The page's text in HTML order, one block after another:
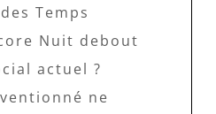
Temps
Nuit debout
actuel ?
ne